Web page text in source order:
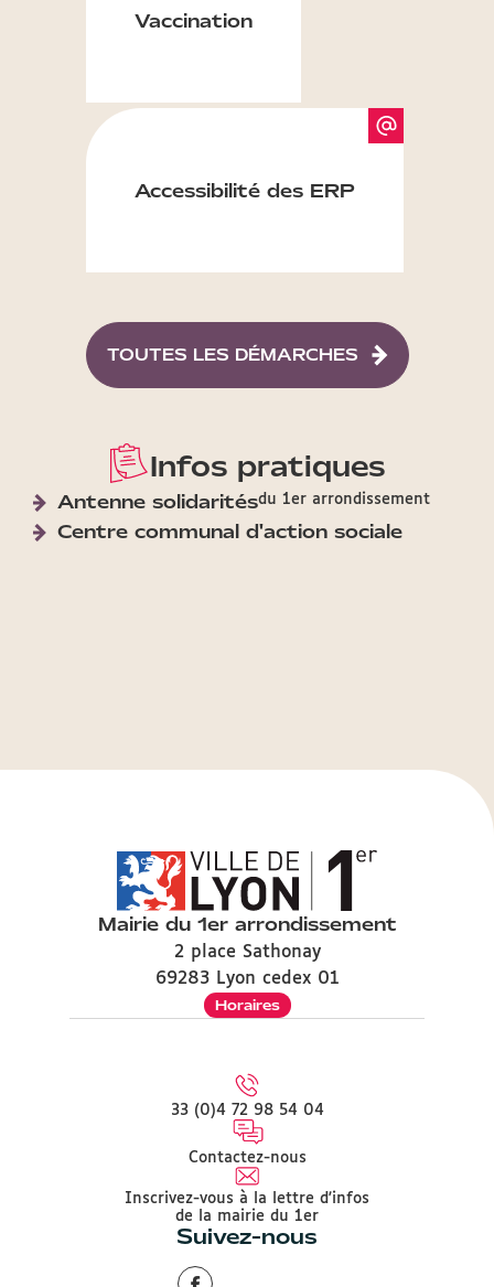
Vaccination
Accessibilité des ERP
TOUTES LES DÉMARCHES
Infos pratiques
Antenne solidaritésdu 1er arrondissement
Centre communal d'action sociale
Mairie du 1er arrondissement
2 place Sathonay
69283 Lyon cedex 01
Horaires
33 (0)4 72 98 54 04
Contactez-nous
Inscrivez-vous à la lettre d'infos
de la mairie du 1er
Suivez-nous